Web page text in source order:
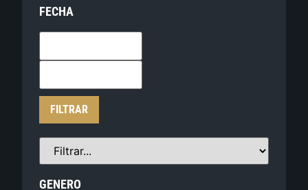
FECHA
FILTRAR
GENERO